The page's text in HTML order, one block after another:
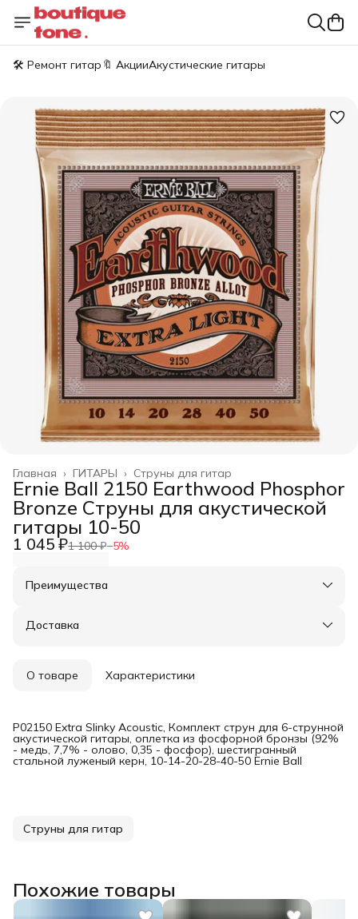
🛠️ Ремонт гитар 🔖 АкцииАкустические гитары
Струны для гитар
ГИТАРЫ ›
Главная ›
Ernie Ball 2150 Earthwood Phosphor
Bronze Cтруны для акустической
гитары 10-50
1 045 ₽1 100 ₽−5%
Преимущества
Оплата частями в Сплит
Удобный возврат
Доставка
О товаре Характеристики
P02150 Extra Slinky Acoustic, Комплект струн для 6-струнной
акустической гитары, оплетка из фосфорной бронзы (92%
- медь, 7,7% - олово, 0,35 - фосфор), шестигранный
стальной луженый керн, 10-14-20-28-40-50 Ernie Ball
Струны для гитар
Похожие товары